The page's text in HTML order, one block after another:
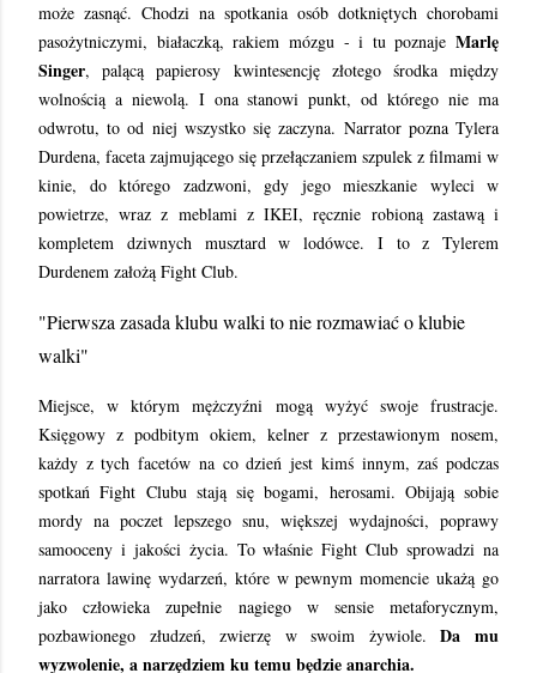
może zasnąć. Chodzi na spotkania osób dotkniętych chorobami
pasożytniczymi, białaczką, rakiem mózgu - i tu poznaje Marlę
Singer, palącą papierosy kwintesencję złotego środka między
wolnością a niewolą. I ona stanowi punkt, od którego nie ma
odwrotu, to od niej wszystko się zaczyna. Narrator pozna Tylera
Durdena, faceta zajmującego się przełączaniem szpulek z filmami w
kinie, do którego zadzwoni, gdy jego mieszkanie wyleci w
powietrze, wraz z meblami z IKEI, ręcznie robioną zastawą i
kompletem dziwnych musztard w lodówce. I to z Tylerem
Durdenem założą Fight Club.
"Pierwsza zasada klubu walki to nie rozmawiać o klubie
walki"
Miejsce, w którym mężczyźni mogą wyżyć swoje frustracje.
Księgowy z podbitym okiem, kelner z przestawionym nosem,
każdy z tych facetów na co dzień jest kimś innym, zaś podczas
spotkań Fight Clubu stają się bogami, herosami. Obijają sobie
mordy na poczet lepszego snu, większej wydajności, poprawy
samooceny i jakości życia. To właśnie Fight Club sprowadzi na
narratora lawinę wydarzeń, które w pewnym momencie ukażą go
jako człowieka zupełnie nagiego w sensie metaforycznym,
pozbawionego złudzeń, zwierzę w swoim żywiole.Da mu
wyzwolenie, a narzędziem ku temu będzie anarchia.